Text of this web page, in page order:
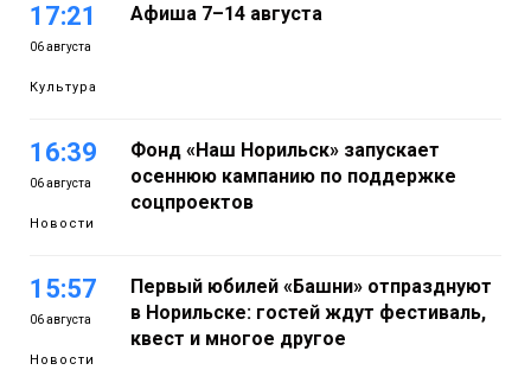
17:21
06 августа
Культура
Афиша 7–14 августа
16:39
06 августа
Новости
Фонд «Наш Норильск» запускает
осеннюю кампанию по поддержке
соцпроектов
15:57
06 августа
Новости
Первый юбилей «Башни» отпразднуют
в Норильске: гостей ждут фестиваль,
квест и многое другое